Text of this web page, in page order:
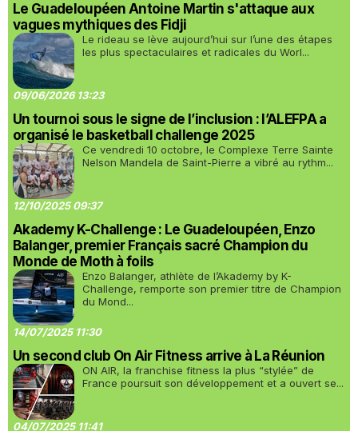
Le Guadeloupéen Antoine Martin s'attaque aux
vagues mythiques des Fidji
Le rideau se lève aujourd’hui sur l’une des étapes
les plus spectaculaires et radicales du Worl...
09/06/2026 13:23
Un tournoi sous le signe de l’inclusion : l’ALEFPA a
organisé le basketball challenge 2025
Ce vendredi 10 octobre, le Complexe Terre Sainte
Nelson Mandela de Saint-Pierre a vibré au rythm...
12/10/2025 09:37
Akademy K-Challenge : Le Guadeloupéen, Enzo
Balanger, premier Français sacré Champion du
Monde de Moth à foils
Enzo Balanger, athlète de l’Akademy by K-
Challenge, remporte son premier titre de Champion
du Mond...
14/07/2025 11:30
Un second club On Air Fitness arrive à La Réunion
ON AIR, la franchise fitness la plus “stylée” de
France poursuit son développement et a ouvert se...
04/07/2025 11:41